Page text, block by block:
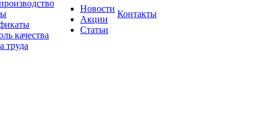
качества
труда
Новости
Акции
Статьи
Контакты